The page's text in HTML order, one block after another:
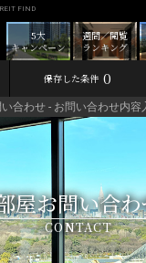
FIND
週間／閲覧
ランキング
5大
キャンペーン
保存した条件 0
合わせ - お問い合わせ内容
屋お問い合
CONTACT